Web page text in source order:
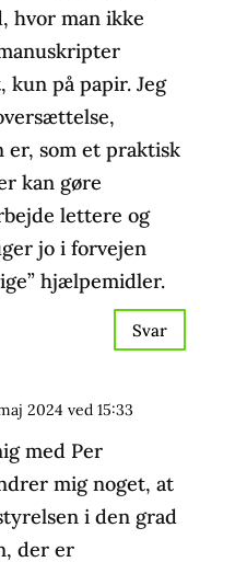
hvor man ikke
på papir. Jeg
er, som et praktisk
kan gøre
lettere og
jo i forvejen
hjælpemidler.
Svar
2024 ved 15:33
med Per
mig noget, at
i den grad
der er